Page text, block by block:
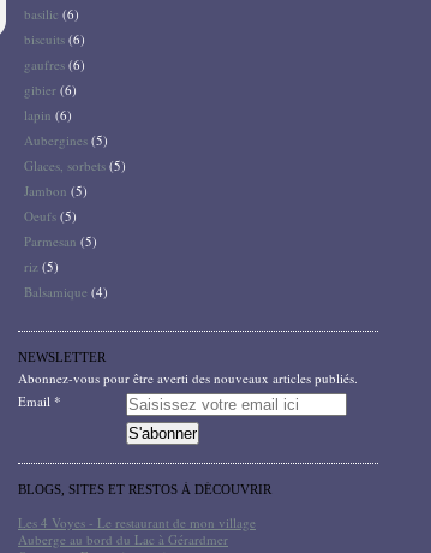
basilic (6)
biscuits (6)
gaufres (6)
gibier (6)
lapin (6)
Aubergines (5)
Glaces, sorbets (5)
Jambon (5)
Oeufs (5)
Parmesan (5)
riz (5)
Balsamique (4)
NEWSLETTER
Abonnez-vous pour être averti des nouveaux articles publiés.
Email
BLOGS, SITES ET RESTOS À DÉCOUVRIR
Les 4 Voyes - Le restaurant de mon village
Auberge au bord du Lac à Gérardmer